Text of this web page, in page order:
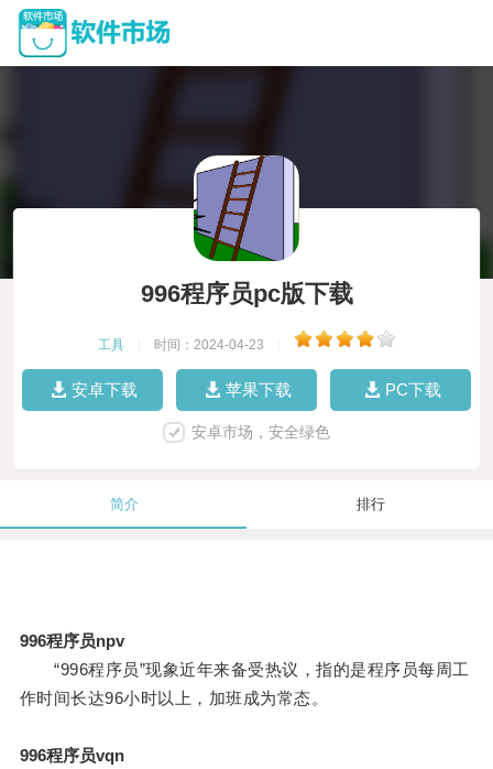
996程序员pc版下载
工具 时间：2024-04-23
安卓下载 苹果下载 PC下载
安卓市场，安全绿色
简介 排行
996程序员npv
“996程序员”现象近年来备受热议，指的是程序员每周工
作时间长达96小时以上，加班成为常态。
996程序员vqn